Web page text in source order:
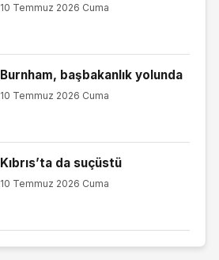
10 Temmuz 2026 Cuma
Burnham, başbakanlık yolunda
10 Temmuz 2026 Cuma
Kıbrıs’ta da suçüstü
10 Temmuz 2026 Cuma